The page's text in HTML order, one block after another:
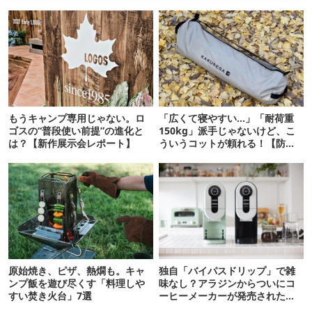
もうキャンプ専用じゃない。ロ
ゴスの“普段使い前提”の進化と
は？【新作展示会レポート】
「広くて寝やすい…」「耐荷重
150kg」派手じゃないけど、こ
ういうコットが頼れる！【防災
原始焼き、ピザ、熱燗も。キャ
ンプ飯を遊び尽くす「料理しや
すい焚き火台」7選
独自「バイパスドリップ」で雑
味なし？アラジンからついにコ
ーヒーメーカーが発売されたぞ